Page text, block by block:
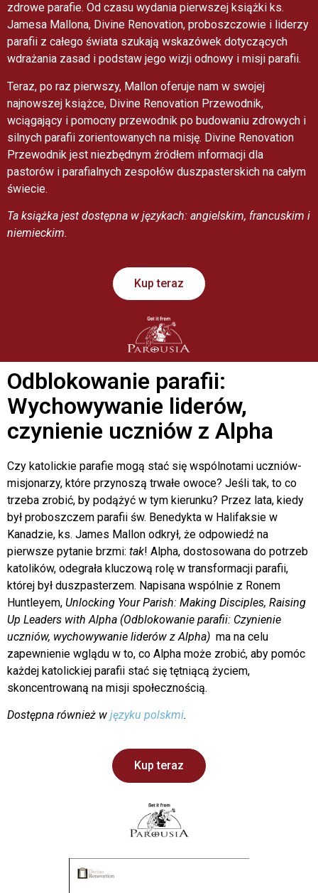
zdrowe parafie. Od czasu wydania pierwszej książki ks.
Jamesa Mallona, Divine Renovation, proboszczowie i liderzy
parafii z całego świata szukają wskazówek dotyczących
wdrażania zasad i podstaw jego wizji odnowy i misji parafii.
Teraz, po raz pierwszy, Mallon oferuje nam w swojej
najnowszej książce, Divine Renovation Przewodnik,
wciągający i pomocny przewodnik po budowaniu zdrowych i
silnych parafii zorientowanych na misję. Divine Renovation
Przewodnik jest niezbędnym źródłem informacji dla
pastorów i parafialnych zespołów duszpasterskich na całym
świecie.
Ta książka jest dostępna w językach: angielskim, francuskim i
niemieckim.
Kup teraz
Odblokowanie parafii:
Wychowywanie liderów,
czynienie uczniów z Alpha
Czy katolickie parafie mogą stać się wspólnotami uczniów-
misjonarzy, które przynoszą trwałe owoce? Jeśli tak, to co
trzeba zrobić, by podążyć w tym kierunku? Przez lata, kiedy
był proboszczem parafii św. Benedykta w Halifaksie w
Kanadzie, ks. James Mallon odkrył, że odpowiedź na
pierwsze pytanie brzmi: tak! Alpha, dostosowana do potrzeb
katolików, odegrała kluczową rolę w transformacji parafii,
której był duszpasterzem. Napisana wspólnie z Ronem
Huntleyem, Unlocking Your Parish: Making Disciples, Raising
Up Leaders with Alpha (Odblokowanie parafii: Czynienie
uczniów, wychowywanie liderów z Alpha) ma na celu
zapewnienie wglądu w to, co Alpha może zrobić, aby pomóc
każdej katolickiej parafii stać się tętniącą życiem,
skoncentrowaną na misji społecznością.
Dostępna również w języku polskmi.
Kup teraz